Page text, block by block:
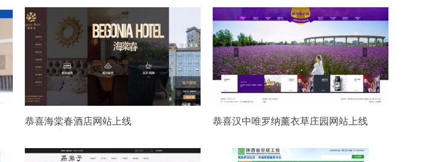
恭喜海棠春酒店网站上线 恭喜汉中唯罗纳薰衣草庄园网站上线